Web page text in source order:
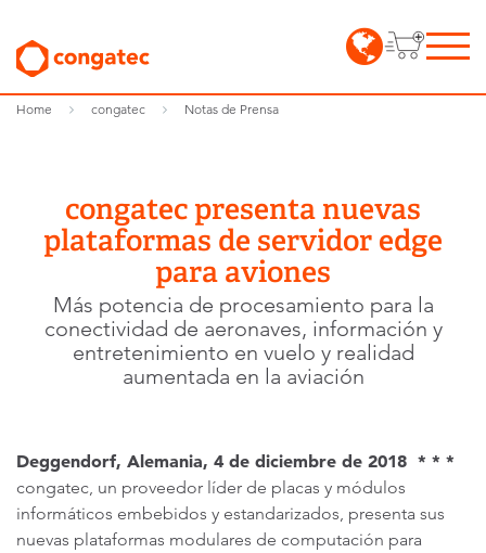
Home congatec Notas de Prensa
congatec presenta nuevas
plataformas de servidor edge
para aviones
Más potencia de procesamiento para la
conectividad de aeronaves, información y
entretenimiento en vuelo y realidad
aumentada en la aviación
Deggendorf, Alemania, 4 de diciembre de 2018 * * *
congatec, un proveedor líder de placas y módulos
informáticos embebidos y estandarizados, presenta sus
nuevas plataformas modulares de computación para